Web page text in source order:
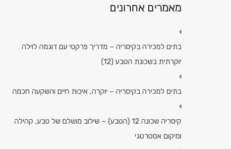
מאמרים אחרונים
בתים למכירה בקיסריה – מדריך פרקטי עם דוגמה לוילה
יוקרתית בשכונת הטבע (12)
בתים למכירה בקיסריה – יוקרה, איכות חיים והשקעה חכמה
קיסריה שכונה 12 (הטבע) – שילוב מושלם של טבע, קהילה
ומיקום אסטרטגי